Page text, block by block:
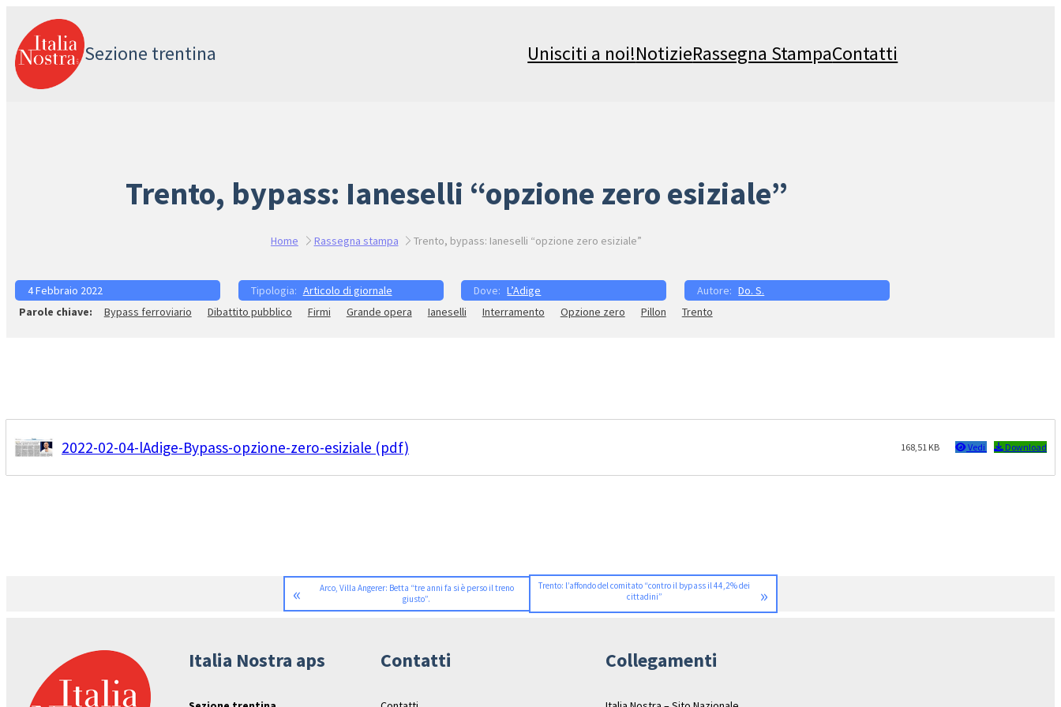
al
contenuto
Sezione trentina Unisciti a noi!NotizieRassegna StampaContatti
Trento, bypass: Ianeselli “opzione zero esiziale”
Home Rassegna stampa Trento, bypass: Ianeselli “opzione zero esiziale”
4 Febbraio 2022 Articolo di giornale L’Adige
Do. S.
Bypass ferroviario
Dibattito pubblico Firmi Grande opera Ianeselli Interramento Opzione zero Pillon Trento
2022-02-04-lAdige-Bypass-opzione-zero-esiziale (pdf) 168,51 KB Vedi Download
«
Arco, Villa Angerer: Betta “tre anni fa si è perso il treno
giusto”.
Trento: l’affondo del comitato “contro il bypass il 44,2% dei
cittadini”
»
Italia Nostra aps Contatti Collegamenti